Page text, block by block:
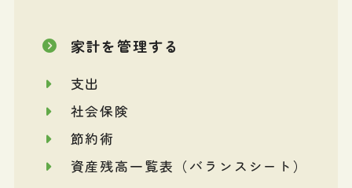
家計を管理する
支出
社会保険
節約術
資産残高一覧表（バランスシート）